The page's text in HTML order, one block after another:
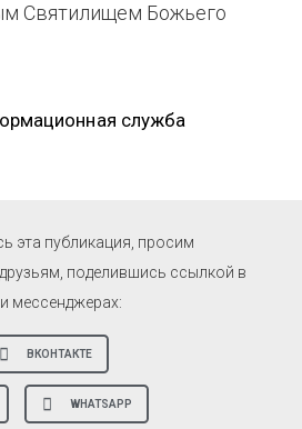
Святилищем Божьего
служба
эта публикация, просим
поделившись ссылкой в
мессенджерах:
ВКОНТАКТЕ
WHATSAPP